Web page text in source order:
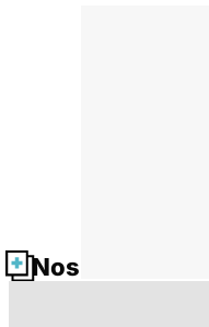
Nos fiches